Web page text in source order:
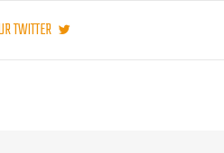
TWITTER